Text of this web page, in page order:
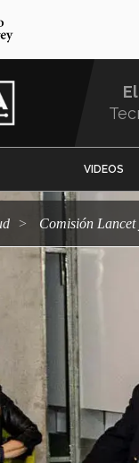
VIDEOS
Comisión